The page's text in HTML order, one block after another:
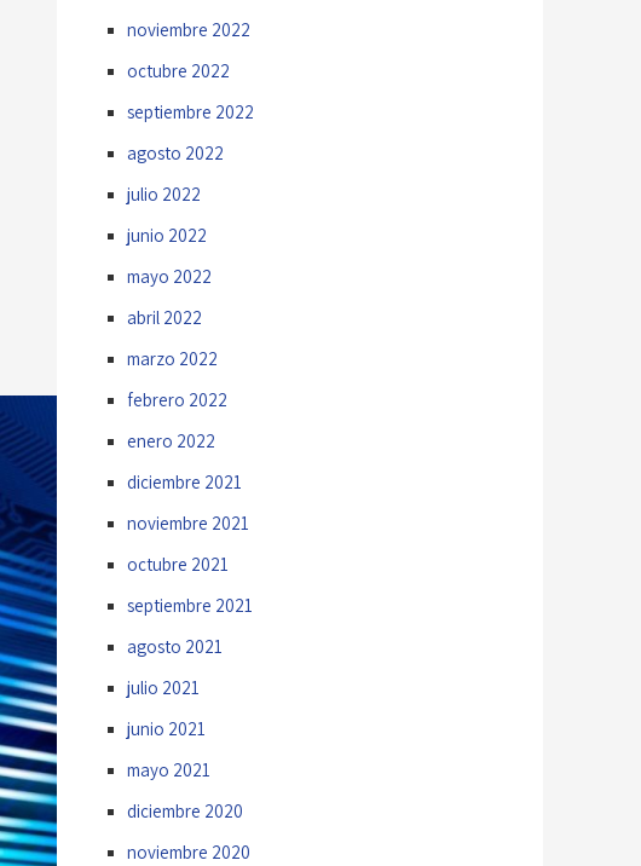
noviembre 2022
octubre 2022
septiembre 2022
agosto 2022
julio 2022
junio 2022
mayo 2022
abril 2022
marzo 2022
febrero 2022
enero 2022
diciembre 2021
noviembre 2021
octubre 2021
septiembre 2021
agosto 2021
julio 2021
junio 2021
mayo 2021
diciembre 2020
noviembre 2020